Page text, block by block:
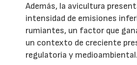
Además, la avicultura
intensidad de emisiones
rumiantes, un factor que
un contexto de creciente
regulatoria y medioambiental.